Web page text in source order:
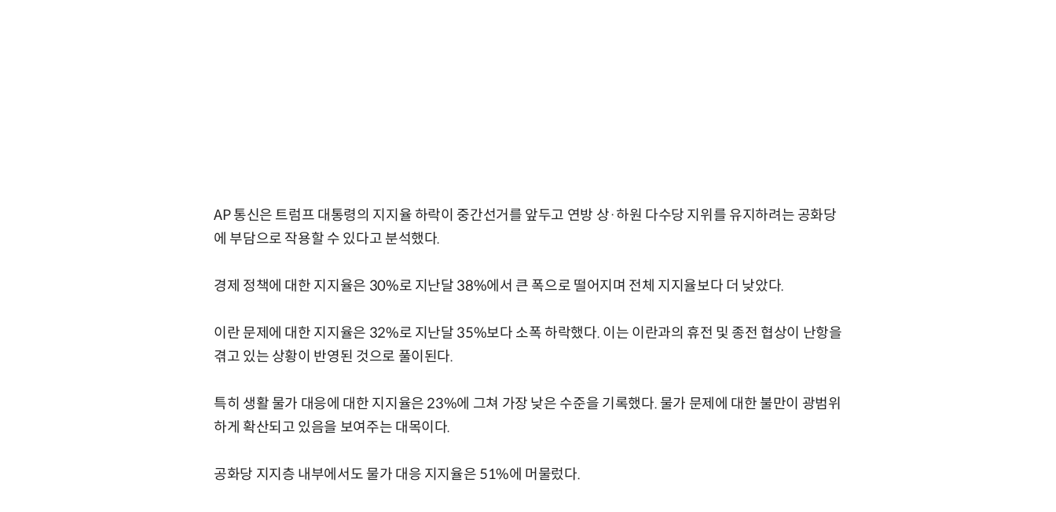
AP 통신은 트럼프 대통령의 지지율 하락이 중간선거를 앞두고 연방 상·하원 다수당 지위를 유지하려는 공화당
에 부담으로 작용할 수 있다고 분석했다.
경제 정책에 대한 지지율은 30%로 지난달 38%에서 큰 폭으로 떨어지며 전체 지지율보다 더 낮았다.
이란 문제에 대한 지지율은 32%로 지난달 35%보다 소폭 하락했다. 이는 이란과의 휴전 및 종전 협상이 난항을
겪고 있는 상황이 반영된 것으로 풀이된다.
특히 생활 물가 대응에 대한 지지율은 23%에 그쳐 가장 낮은 수준을 기록했다. 물가 문제에 대한 불만이 광범위
하게 확산되고 있음을 보여주는 대목이다.
공화당 지지층 내부에서도 물가 대응 지지율은 51%에 머물렀다.